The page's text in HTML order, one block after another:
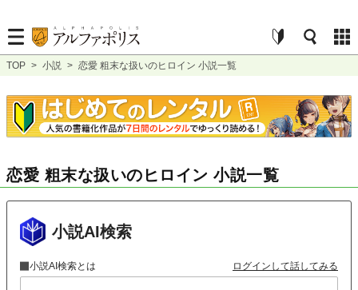
TOP > 小説 > 恋愛 粗末な扱いのヒロイン 小説一覧
恋愛 粗末な扱いのヒロイン 小説一覧
小説AI検索
小説AI検索とは ログインして話してみる